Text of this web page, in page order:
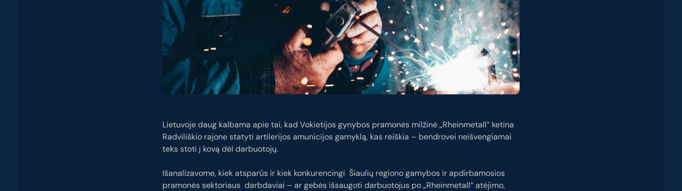
Lietuvoje daug kalbama apie tai, kad Vokietijos gynybos pramonės milžinė „Rheinmetall“ ketina
Radviliškio rajone statyti artilerijos amunicijos gamyklą, kas reiškia – bendrovei neišvengiamai
teks stoti į kovą dėl darbuotojų.
Išanalizavome, kiek atsparūs ir kiek konkurencingi Šiaulių regiono gamybos ir apdirbamosios
pramonės sektoriaus darbdaviai – ar gebės išsaugoti darbuotojus po „Rheinmetall“ atėjimo,